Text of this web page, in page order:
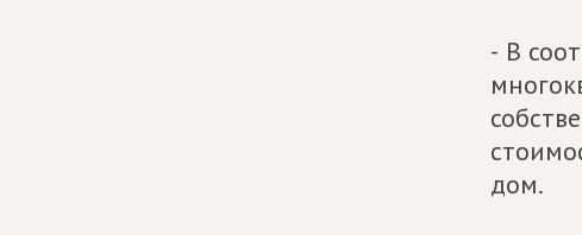
- В
дом.